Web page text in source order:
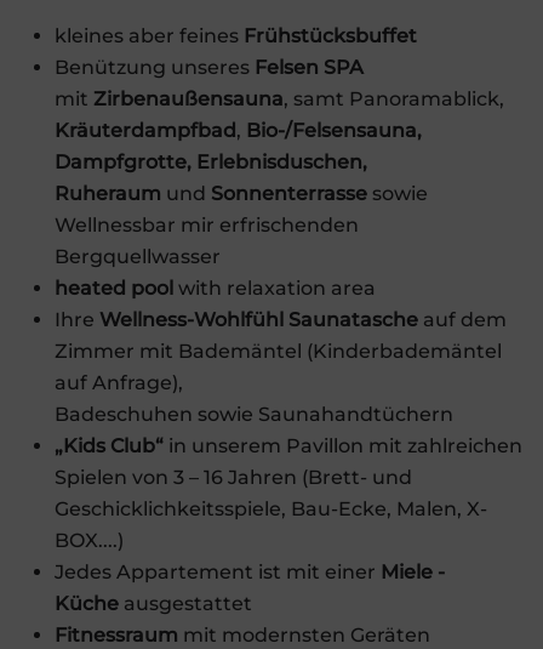
kleines aber feines Frühstücksbuffet
Benützung unseres Felsen SPA
mit Zirbenaußensauna, samt Panoramablick,
Kräuterdampfbad , Bio-/Felsensauna,
Dampfgrotte, Erlebnisduschen,
Ruheraum und Sonnenterrasse sowie
Wellnessbar mir erfrischenden
Bergquellwasser
heated pool with relaxation area
Ihre Wellness-Wohlfühl Saunatasche auf dem
Zimmer mit Bademäntel (Kinderbademäntel
auf Anfrage),
Badeschuhen sowie Saunahandtüchern
„Kids Club“ in unserem Pavillon mit zahlreichen
Spielen von 3 – 16 Jahren (Brett- und
Geschicklichkeitsspiele, Bau-Ecke, Malen, X-
BOX....)
Jedes Appartement ist mit einer Miele -
Küche ausgestattet
Fitnessraum mit modernsten Geräten